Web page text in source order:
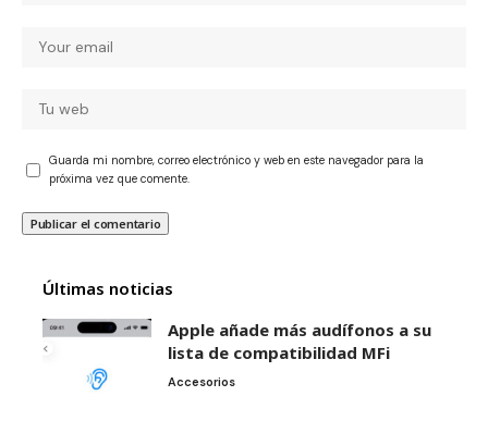
Guarda mi nombre, correo electrónico y web en este navegador para la
próxima vez que comente.
Últimas noticias
Apple añade más audífonos a su
lista de compatibilidad MFi
Accesorios